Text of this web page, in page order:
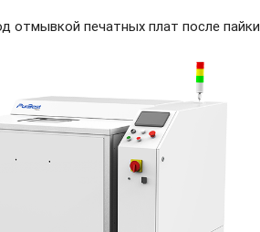
отмывкой печатных плат после пайки